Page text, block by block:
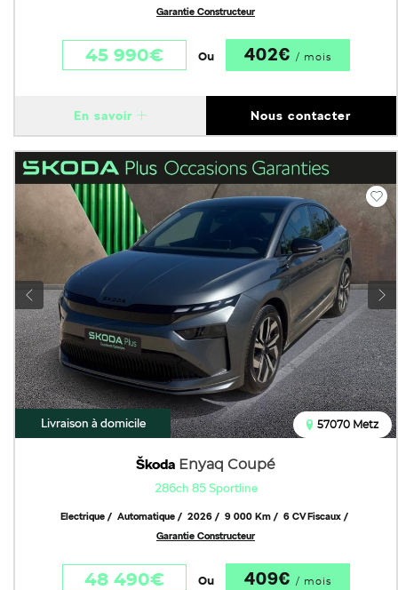
Garantie Constructeur
45 990€ Ou 402€ / mois
En savoir Nous contacter
Livraison à domicile
Škoda Enyaq Coupé
286ch 85 Sportline
57070 Metz
Electrique Automatique 2026 9 000 Km
6 CV Fiscaux
Garantie Constructeur
48 490€ Ou 409€ / mois